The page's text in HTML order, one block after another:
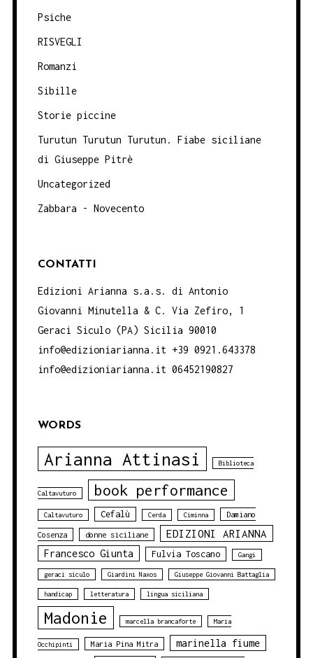
Psiche
RISVEGLI
Romanzi
Sibille
Storie piccine
Turutun Turutun Turutun. Fiabe siciliane
di Giuseppe Pitrè
Uncategorized
Zabbara - Novecento
CONTATTI
Edizioni Arianna s.a.s. di Antonio
Giovanni Minutella & C. Via Zefiro, 1
Geraci Siculo (PA) Sicilia 90010
info@edizioniarianna.it +39 0921.643378
info@edizioniarianna.it 06452190827
WORDS
Arianna Attinasi Biblioteca
Caltavuturo book performance
Caltavuturo Cefalù Cerda Ciminna Damiano
Cosenza donne siciliane EDIZIONI ARIANNA
Francesco Giunta Fulvia Toscano Gangi
geraci siculo Giardini Naxos Giuseppe Giovanni Battaglia
handicap letteratura lingua siciliana
Madonie marcella brancaforte Maria
Occhipinti Maria Pina Mitra marinella fiume